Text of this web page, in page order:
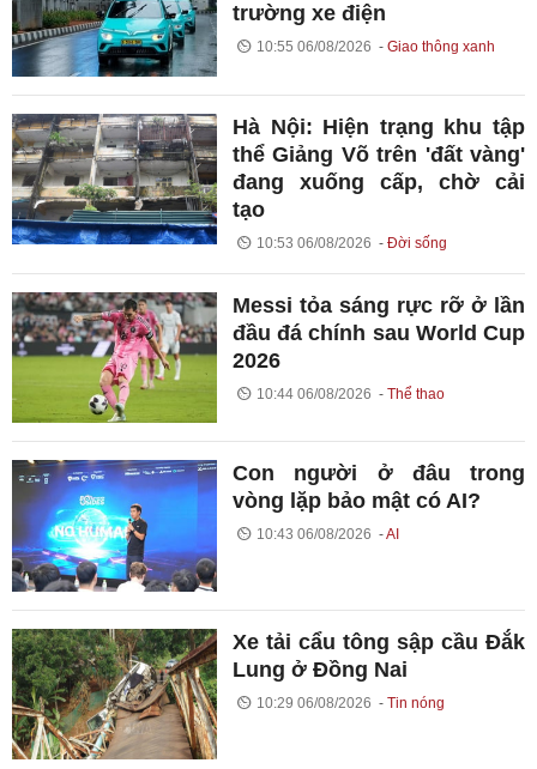
trường xe điện
10:55 06/08/2026 Giao thông xanh
Hà Nội: Hiện trạng khu tập
thể Giảng Võ trên 'đất vàng'
đang xuống cấp, chờ cải
tạo
10:53 06/08/2026 Đời sống
Messi tỏa sáng rực rỡ ở lần
đầu đá chính sau World Cup
2026
10:44 06/08/2026 Thể thao
Con người ở đâu trong
vòng lặp bảo mật có AI?
10:43 06/08/2026 AI
Xe tải cẩu tông sập cầu Đắk
Lung ở Đồng Nai
10:29 06/08/2026 Tin nóng